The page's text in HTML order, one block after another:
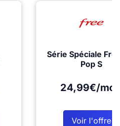
Série Spéciale
Pop S
24,99€/
Voir l'offre